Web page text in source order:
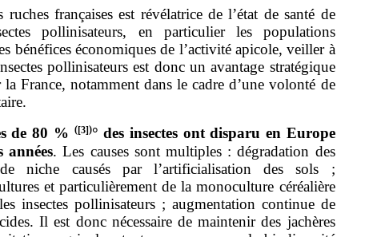
françaises est révélatrice de l’état de santé de
pollinisateurs, en particulier les populations
bénéfices économiques de l’activité apicole, veiller à
pollinisateurs est donc un avantage stratégique
France, notamment dans le cadre d’une volonté de
de 80 % ([3])° des insectes ont disparu en Europe
années. Les causes sont multiples : dégradation des
niche causés par l’artificialisation des sols ;
et particulièrement de la monoculture céréalière
insectes pollinisateurs ; augmentation continue de
Il est donc nécessaire de maintenir des jachères